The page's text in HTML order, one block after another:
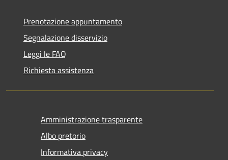
Prenotazione appuntamento
Segnalazione disservizio
Leggi le FAQ
Richiesta assistenza
Amministrazione trasparente
Albo pretorio
Informativa privacy